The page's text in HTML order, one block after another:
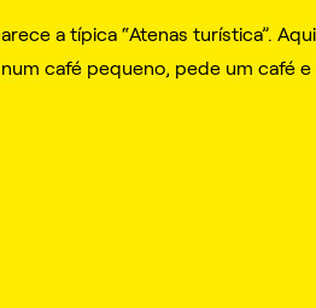
a típica “Atenas turística”.
café pequeno, pede um café